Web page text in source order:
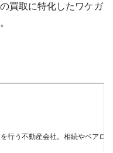
買取に特化したワケガ
行う不動産会社。相続やペアロ